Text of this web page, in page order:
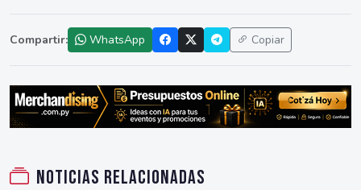
Compartir: WhatsApp Copiar
Noticias relacionadas